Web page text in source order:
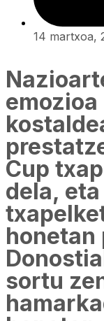
14 martxoa,
Cup
dela,
honetan
sortu